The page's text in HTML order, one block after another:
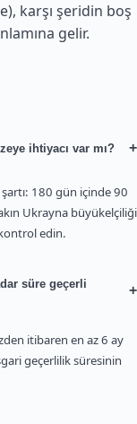
karşı şeridin boş
gelir.
ihtiyacı var mı? +
180 gün içinde 90
Ukrayna büyükelçiliği
edin.
süre geçerli
+
itibaren en az 6 ay
geçerlilik süresinin